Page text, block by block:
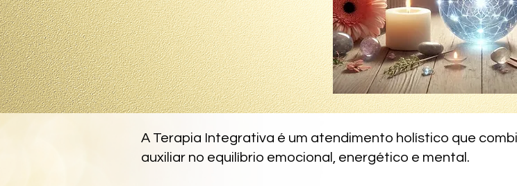
A Terapia Integrativa é um atendimento holístico que
auxiliar no equilíbrio emocional, energético e mental.